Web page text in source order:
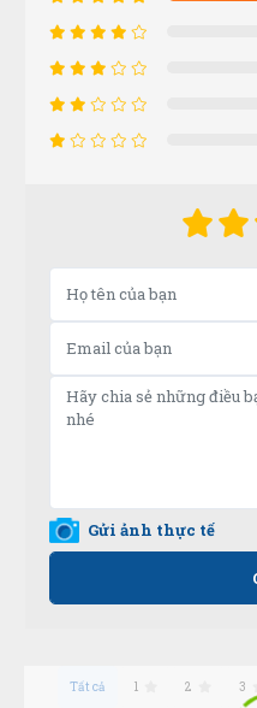
Gửi ảnh thực tế
Tất cả 1 2 3
TL
(Đánh giá 11 tháng
LT
Lan Chi Trần
Hàng mới. Không chê
HT
Mua hàng vì chính
website này
Diệu Liên